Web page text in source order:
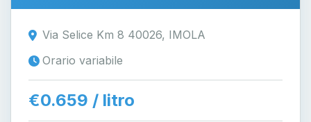
Via Selice Km 8 40026, IMOLA
Orario variabile
€0.659 / litro